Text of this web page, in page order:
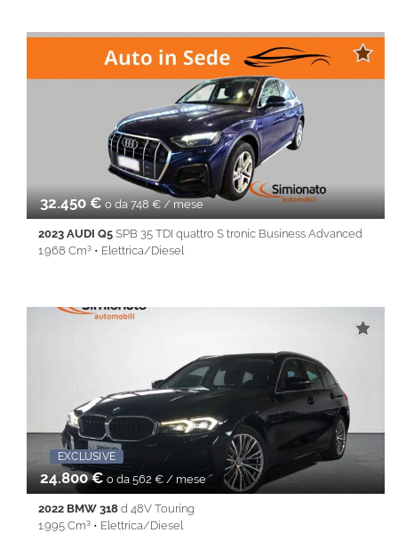
Airbag testa • Alzacristalli elettrici • Android Auto • Apple
CarPlay • Autoradio • Bluetooth • Cerchi in lega • Chiusura
centralizzata • Climatizzatore • Controllo trazione • Cruise
Control • ESP • Fendinebbia • Full LED • Immobilizzatore
elettronico • Isofix • Keyless • Lane Assist • Park Distance Control
• PDC • REAR ASSIST • Sedile posteriore sdoppiato •
Servosterzo • Navigatore satellitare • Specchietti laterali elettrici
• Start&Stop • Touch screen • USB • Vivavoce • Volante
multifunzione
32.450 €o da 748 € / mese
2023 AUDI Q5 SPB 35 TDI quattro S tronic Business Advanced
1.968 Cm³ • Elettrica/Diesel
• Alzacristalli elettrici • Android Auto • Apple CarPlay • Autoradio
Climatizzatore • Controllo trazione • Cruise Control • ESP •
Fendinebbia • Filtro antiparticolato • Full LED • Immobilizzatore
elettronico • Isofix • Keyless • Lane Assist • Park Distance Control
• PDC • REAR ASSIST • Sedile posteriore sdoppiato •
Servosterzo • SISTEMA ANTICOLLISIONE • Navigatore
satellitare • Specchietti laterali elettrici • Start&Stop •
Telecamera posteriore • Touch screen • USB • Vivavoce •
Volante multifunzione
EXCLUSIVE Promo Fin-Light
24.800 €o da 562 € / mese
2022 BMW 318 d 48V Touring
1.995 Cm³ • Elettrica/Diesel